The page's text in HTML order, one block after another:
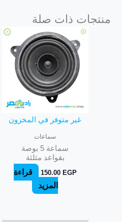
منتجات ذات صلة
غير متوفر في المخزون
سماعات
سماعة 5 بوصة
بقواعد مثلثة
150.00 EGP
قراءة
المزيد